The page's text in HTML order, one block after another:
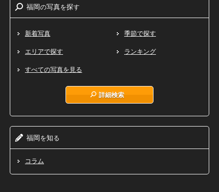
福岡の写真を探す
新着写真 季節で探す
エリアで探す ランキング
すべての写真を見る
詳細検索
福岡を知る
コラム